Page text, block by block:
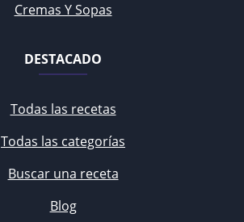
Cremas Y Sopas
DESTACADO
Todas las recetas
Todas las categorías
Buscar una receta
Blog